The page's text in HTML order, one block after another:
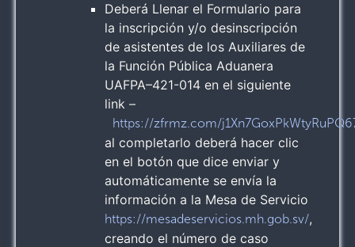
Deberá Llenar el Formulario para
la inscripción y/o desinscripción
de asistentes de los Auxiliares de
la Función Pública Aduanera
UAFPA–421-014 en el siguiente
link –
https://zfrmz.com/
al completarlo deberá hacer clic
en el botón que dice enviar y
automáticamente se envía la
información a la Mesa de Servicio
https://mesadeservicios.mh.gob.sv/,
creando el número de caso